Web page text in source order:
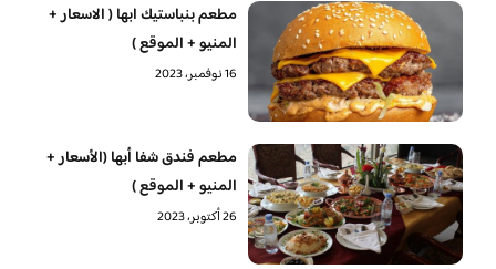
مطعم بنباستيك ابها ( الاسعار +
المنيو + الموقع )
16 نوفمبر، 2023
مطعم فندق شفا أبها (الأسعار +
المنيو + الموقع )
26 أكتوبر، 2023